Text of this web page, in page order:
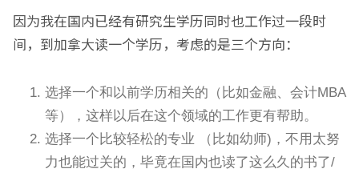
因为我在国内已经有研究生学历同时也工作过一段时
间，到加拿大读一个学历，考虑的是三个方向：
选择一个和以前学历相关的（比如金融、会计MBA
等），这样以后在这个领域的工作更有帮助。
选择一个比较轻松的专业 （比如幼师)，不用太努
力也能过关的，毕竟在国内也读了这么久的书了/